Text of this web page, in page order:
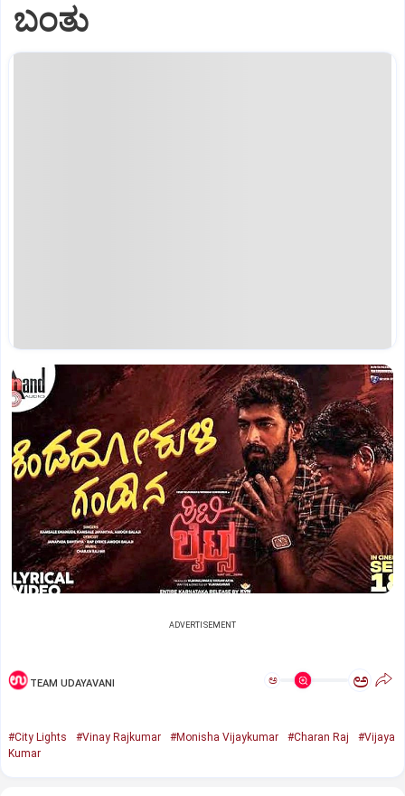
ಬಂತು
ADVERTISEMENT
TEAM UDAYAVANI ಅ ಅ
#City Lights #Vinay Rajkumar #Monisha Vijaykumar #Charan Raj
#Vijaya
Kumar